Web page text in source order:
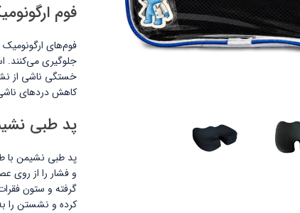
فوم
فوم‌های
جلوگیری می‌کنند.
خستگی ناشی از
کاهش دردهای
پد طبی
پد طبی نشیمن با
و فشار را از روی
گرفته و ستون
کرده و نشستن را